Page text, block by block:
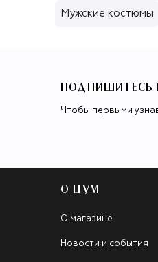
Мужские костюмы
ПОДПИШИТЕСЬ
Чтобы первыми
О ЦУМ
О магазине
Новости и события